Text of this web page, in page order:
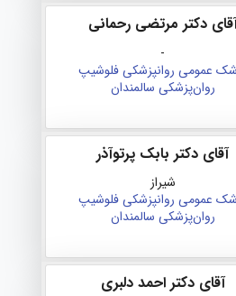
دکتر مرتضی رحمانی
-
عمومی روانپزشکیفلوشیپ
روان‌پزشکی سالمندان
آقای دکتر بابک پرتوآذر
شیراز
عمومی روانپزشکیفلوشیپ
روان‌پزشکی سالمندان
آقای دکتر احمد دلبری